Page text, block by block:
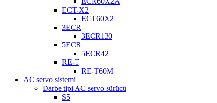
ECT-X2
ECT60X2
3ECR
3ECR130
5ECR
5ECR42
RE-T
RE-T60M
AC servo sistemi
Darbe tipi AC servo sürücü
S5